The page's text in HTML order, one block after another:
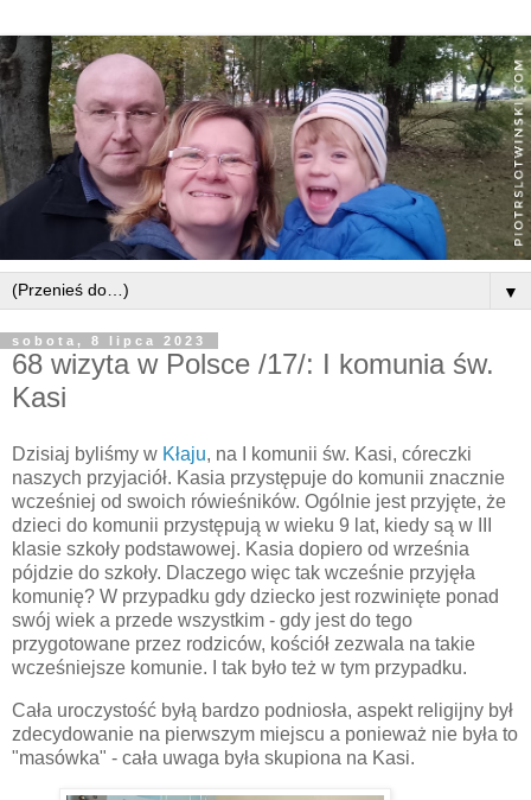
▼
sobota, 8 lipca 2023
68 wizyta w Polsce /17/: I komunia św.
Kasi
Dzisiaj byliśmy w Kłaju, na I komunii św. Kasi, córeczki
naszych przyjaciół. Kasia przystępuje do komunii znacznie
wcześniej od swoich rówieśników. Ogólnie jest przyjęte, że
dzieci do komunii przystępują w wieku 9 lat, kiedy są w III
klasie szkoły podstawowej. Kasia dopiero od września
pójdzie do szkoły. Dlaczego więc tak wcześnie przyjęła
komunię? W przypadku gdy dziecko jest rozwinięte ponad
swój wiek a przede wszystkim - gdy jest do tego
przygotowane przez rodziców, kościół zezwala na takie
wcześniejsze komunie. I tak było też w tym przypadku.
Cała uroczystość byłą bardzo podniosła, aspekt religijny był
zdecydowanie na pierwszym miejscu a ponieważ nie była to
"masówka" - cała uwaga była skupiona na Kasi.